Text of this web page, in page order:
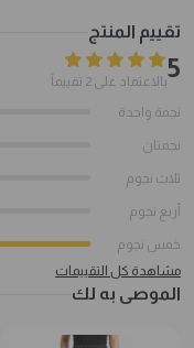
تقييم المنتج
5بالاعتماد على 2 تقييماً
نجمة واحدة
نجمتان
ثلاث نجوم
أربع نجوم
خمس نجوم
مشاهدة كل التقييمات
الموصى به لك